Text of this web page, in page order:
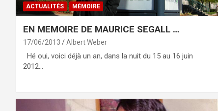
ACTUALITÉS MÉMOIRE
EN MEMOIRE DE MAURICE SEGALL …
17/06/2013 Albert Weber
Hé oui, voici déjà un an, dans la nuit du 15 au 16 juin
2012…